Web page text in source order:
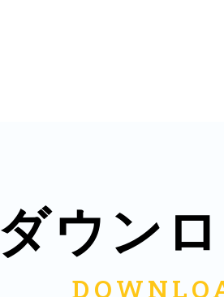
ダウン